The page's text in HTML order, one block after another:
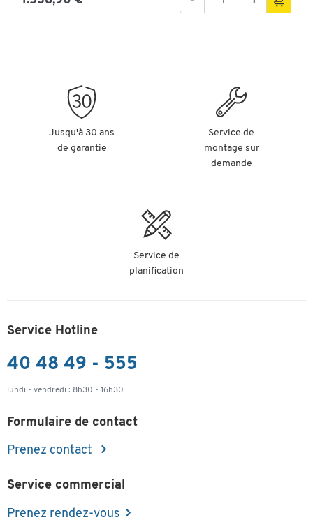
Jusqu'à 30 ans
de garantie
Service de
montage sur
demande
Service de
planification
Service Hotline
40 48 49 - 555
lundi - vendredi : 8h30 - 16h30
Formulaire de contact
Prenez contact
Service commercial
Prenez rendez-vous